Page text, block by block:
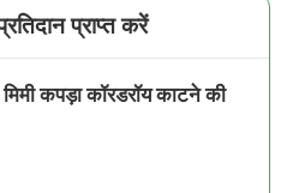
प्राप्त करें
कपड़ा कॉरडरॉय काटने की